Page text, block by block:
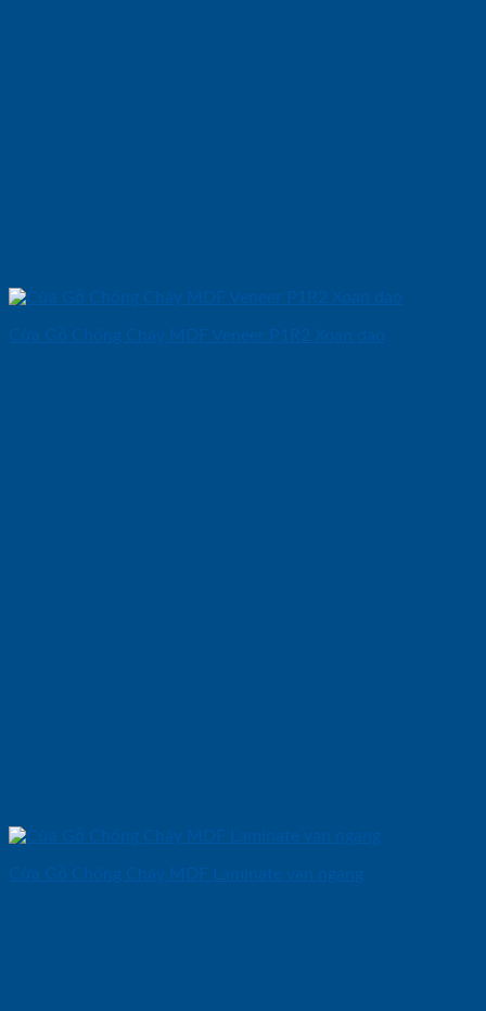
Cửa Gỗ Chống Cháy MDF Veneer P1R2 Xoan dao
Cửa Gỗ Chống Cháy MDF Laminate van ngang